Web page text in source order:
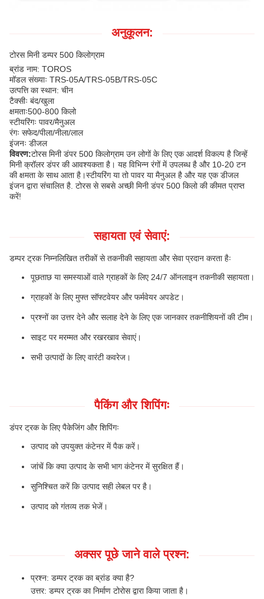
अनुकूलन:
टोरस मिनी डम्पर 500 किलोग्राम
ब्रांड नाम: TOROS
मॉडल संख्याः TRS-05A/TRS-05B/TRS-05C
उत्पत्ति का स्थान: चीन
टैक्सीः बंद/खुला
क्षमताः500-800 किलो
स्टीयरिंगः पावर/मैनुअल
रंगः सफेद/पीला/नीला/लाल
इंजनः डीजल
विवरण:टोरस मिनी डंपर 500 किलोग्राम उन लोगों के लिए एक आदर्श विकल्प है जिन्हें
मिनी क्रॉलर डंपर की आवश्यकता है। यह विभिन्न रंगों में उपलब्ध है और 10-20 टन
की क्षमता के साथ आता है।स्टीयरिंग या तो पावर या मैनुअल है और यह एक डीजल
इंजन द्वारा संचालित है. टोरस से सबसे अच्छी मिनी डंपर 500 किलो की कीमत प्राप्त
करें!
सहायता एवं सेवाएं:
डम्पर ट्रक निम्नलिखित तरीकों से तकनीकी सहायता और सेवा प्रदान करता हैः
पूछताछ या समस्याओं वाले ग्राहकों के लिए 24/7 ऑनलाइन तकनीकी सहायता।
ग्राहकों के लिए मुफ्त सॉफ्टवेयर और फर्मवेयर अपडेट।
प्रश्नों का उत्तर देने और सलाह देने के लिए एक जानकार तकनीशियनों की टीम।
साइट पर मरम्मत और रखरखाव सेवाएं।
सभी उत्पादों के लिए वारंटी कवरेज।
पैकिंग और शिपिंगः
डंपर ट्रक के लिए पैकेजिंग और शिपिंगः
उत्पाद को उपयुक्त कंटेनर में पैक करें।
जांचें कि क्या उत्पाद के सभी भाग कंटेनर में सुरक्षित हैं।
सुनिश्चित करें कि उत्पाद सही लेबल पर है।
उत्पाद को गंतव्य तक भेजें।
अक्सर पूछे जाने वाले प्रश्न:
प्रश्न: डम्पर ट्रक का ब्रांड क्या है?
उत्तर: डम्पर ट्रक का निर्माण टोरोस द्वारा किया जाता है।